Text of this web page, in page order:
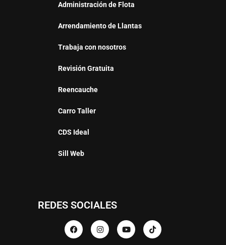
Administración de Flota
Arrendamiento de Llantas
Trabaja con nosotros
Revisión Gratuita
Reencauche
Carro Taller
CDS Ideal
Sill Web
REDES SOCIALES